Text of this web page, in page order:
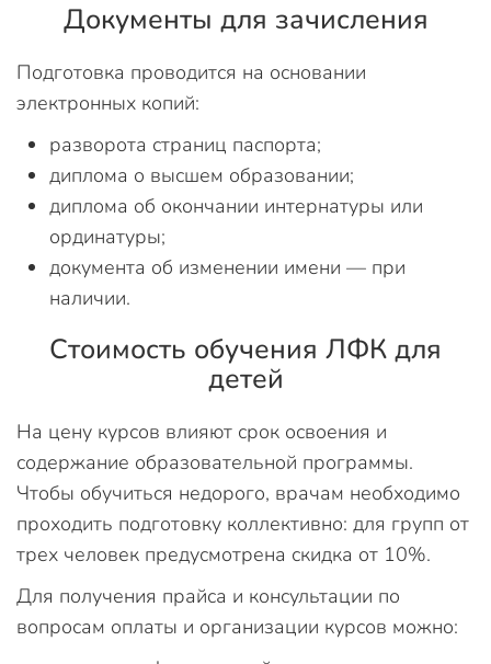
Документы для зачисления
Подготовка проводится на основании
электронных копий:
разворота страниц паспорта;
диплома о высшем образовании;
диплома об окончании интернатуры или
ординатуры;
документа об изменении имени — при
наличии.
Стоимость обучения ЛФК для
детей
На цену курсов влияют срок освоения и
содержание образовательной программы.
Чтобы обучиться недорого, врачам необходимо
проходить подготовку коллективно: для групп от
трех человек предусмотрена скидка от 10%.
Для получения прайса и консультации по
вопросам оплаты и организации курсов можно: